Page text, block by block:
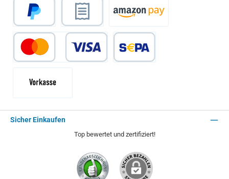
PayPal Rechnungskauf Amazon Pay
Sicher Einkaufen
Top bewertet und zertifiziert!